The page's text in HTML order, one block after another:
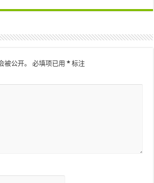
被公开。 必填项已用* 标注